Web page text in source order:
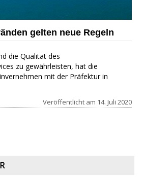
gelten neue Regeln
die Qualität des
zu gewährleisten, hat die
mit der Präfektur in
Veröffentlicht am 14. Juli 2020